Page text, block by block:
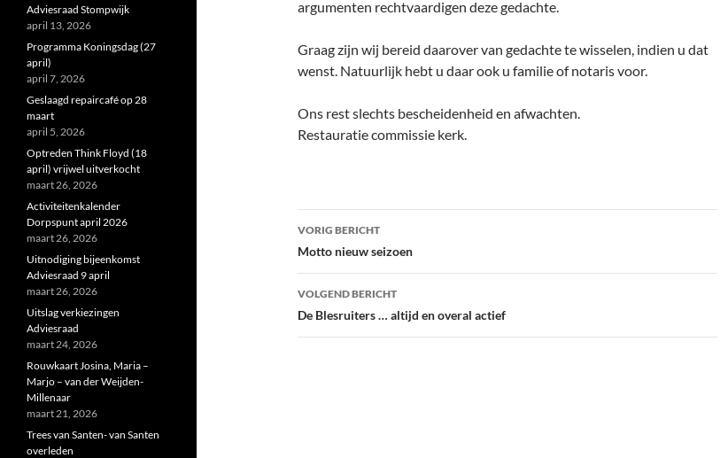
argumenten rechtvaardigen deze gedachte.
Graag zijn wij bereid daarover van gedachte te wisselen, indien u dat
wenst. Natuurlijk hebt u daar ook u familie of notaris voor.
Ons rest slechts bescheidenheid en afwachten.
Restauratie commissie kerk.
Bericht
navigatie
VORIG BERICHT
Motto nieuw seizoen
VOLGEND BERICHT
De Blesruiters … altijd en overal actief
Adviesraad Stompwijk
april 13, 2026
Programma Koningsdag (27
april)
april 7, 2026
Geslaagd repaircafé op 28
maart
april 5, 2026
Optreden Think Floyd (18
april) vrijwel uitverkocht
maart 26, 2026
Activiteitenkalender
Dorpspunt april 2026
maart 26, 2026
Uitnodiging bijeenkomst
Adviesraad 9 april
maart 26, 2026
Uitslag verkiezingen
Adviesraad
maart 24, 2026
Rouwkaart Josina, Maria –
Marjo – van der Weijden-
Millenaar
maart 21, 2026
Trees van Santen- van Santen
overleden